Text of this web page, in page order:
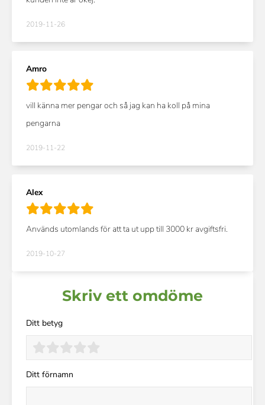
2019-11-26
Amro
vill känna mer pengar och så jag kan ha koll på mina
pengarna
2019-11-22
Alex
Används utomlands för att ta ut upp till 3000 kr avgiftsfri.
2019-10-27
Skriv ett omdöme
Ditt betyg
Ditt förnamn